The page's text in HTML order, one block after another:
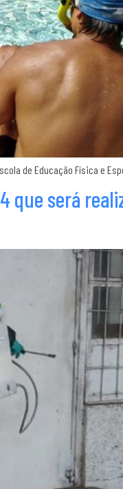
de Educação Física e
será